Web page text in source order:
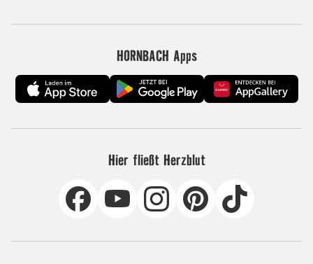
HORNBACH Apps
Hier fließt Herzblut